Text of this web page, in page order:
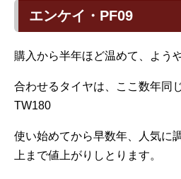
エンケイ・PF09
購入から半年ほど温めて、よう
合わせるタイヤは、ここ数年同
TW180
使い始めてから早数年、人気に
上まで値上がりしとります。